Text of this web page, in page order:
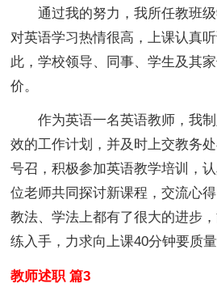
通过我的努力，我所任教班
对英语学习热情很高，上课认真
此，学校领导、同事、学生及其
价。
作为英语一名英语教师，我
效的工作计划，并及时上交教务
号召，积极参加英语教学培训，
位老师共同探讨新课程，交流心
教法、学法上都有了很大的进步
练入手，力求向上课40分钟要质量
教师述职 篇3